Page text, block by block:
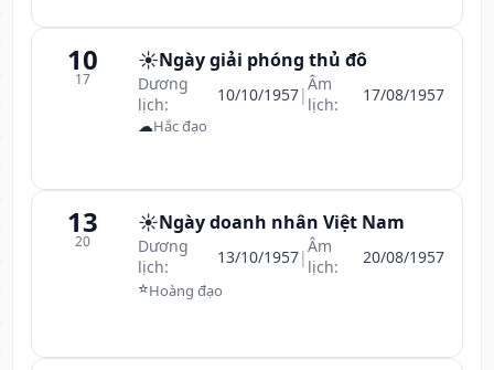
10
17
☀️Ngày giải phóng thủ đô
Dương
lịch:
10/10/1957|Âm
lịch:
17/08/1957
☁Hắc đạo
13
20
☀️Ngày doanh nhân Việt Nam
Dương
lịch:
13/10/1957|Âm
lịch:
20/08/1957
⭐Hoàng đạo